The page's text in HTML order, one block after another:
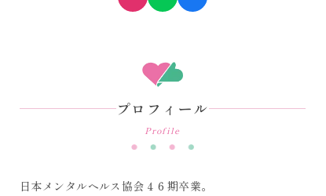
プロフィール
Profile
日本メンタルヘルス協会４６期卒業。